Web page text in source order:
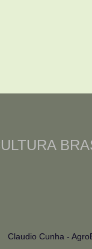
Claudio Cunha -